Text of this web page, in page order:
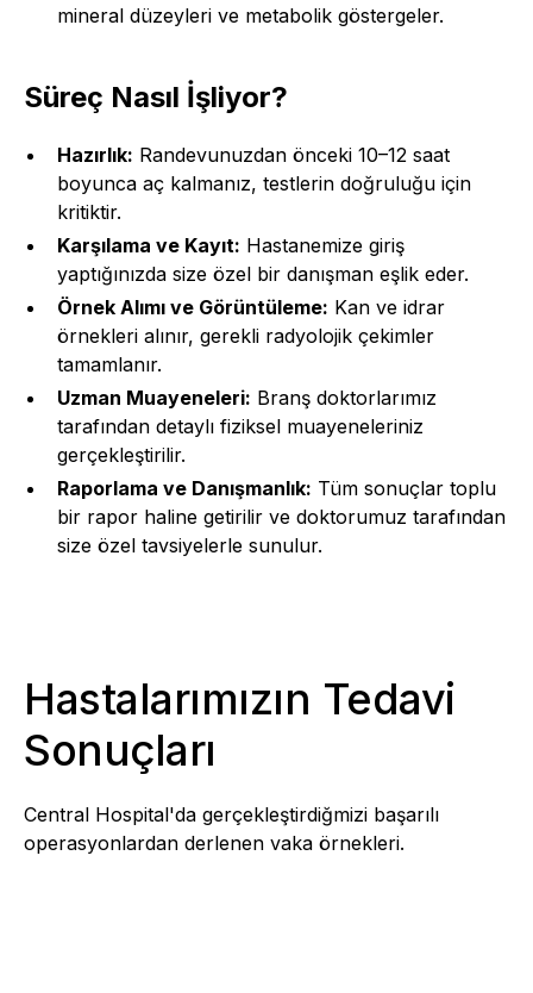
mineral düzeyleri ve metabolik göstergeler.
Süreç Nasıl İşliyor?
Hazırlık: Randevunuzdan önceki 10–12 saat
boyunca aç kalmanız, testlerin doğruluğu için
kritiktir.
Karşılama ve Kayıt: Hastanemize giriş
yaptığınızda size özel bir danışman eşlik eder.
Örnek Alımı ve Görüntüleme: Kan ve idrar
örnekleri alınır, gerekli radyolojik çekimler
tamamlanır.
Uzman Muayeneleri: Branş doktorlarımız
tarafından detaylı fiziksel muayeneleriniz
gerçekleştirilir.
Raporlama ve Danışmanlık: Tüm sonuçlar toplu
bir rapor haline getirilir ve doktorumuz tarafından
size özel tavsiyelerle sunulur.
Hastalarımızın Tedavi
Sonuçları
Central Hospital'da gerçekleştirdiğmizi başarılı
operasyonlardan derlenen vaka örnekleri.